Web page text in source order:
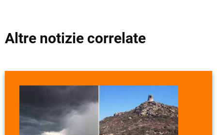
Altre notizie correlate